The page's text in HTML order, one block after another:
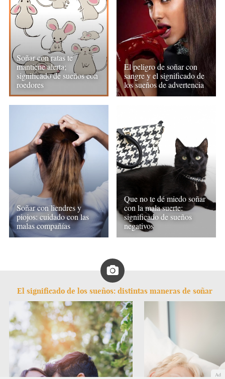
Soñar con ratas te
mantiene alerta;
significado de sueños con
roedores
El peligro de soñar con
sangre y el significado de
los sueños de advertencia
Soñar con liendres y
piojos: cuidado con las
malas compañías
Que no te dé miedo soñar
con la mala suerte:
significado de sueños
negativos
El significado de los sueños: distintas maneras de soñar
Ad